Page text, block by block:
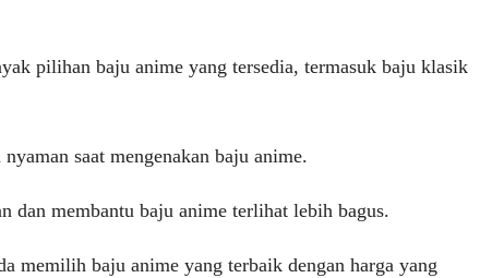
pilihan baju anime yang tersedia, termasuk baju klasik
saat mengenakan baju anime.
dan membantu baju anime terlihat lebih bagus.
memilih baju anime yang terbaik dengan harga yang